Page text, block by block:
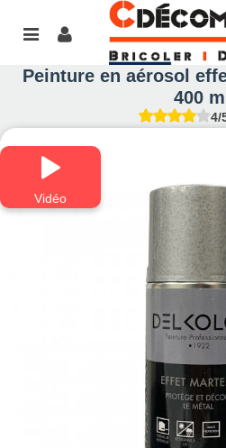
Peinture en aérosol
400 ml
4/
Vidéo